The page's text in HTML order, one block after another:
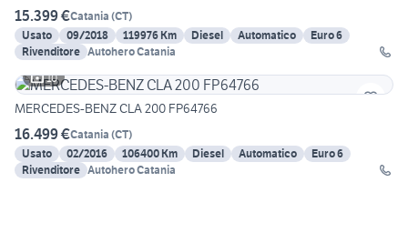
15.399 €Catania (CT)
Usato
09/2018 119976 Km Diesel Automatico
Euro 6
Rivenditore Autohero Catania
10
MERCEDES-BENZ CLA 200 FP64766
16.499 €Catania (CT)
Usato
02/2016 106400 Km Diesel Automatico
Euro 6
Rivenditore Autohero Catania